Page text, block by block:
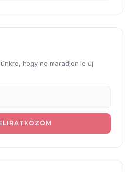
hogy ne maradjon le új